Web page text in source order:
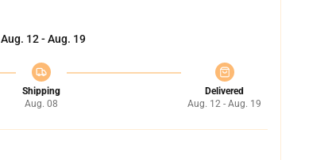
Aug. 12 - Aug. 19
Shipping
Aug. 08
Delivered
Aug. 12 - Aug. 19